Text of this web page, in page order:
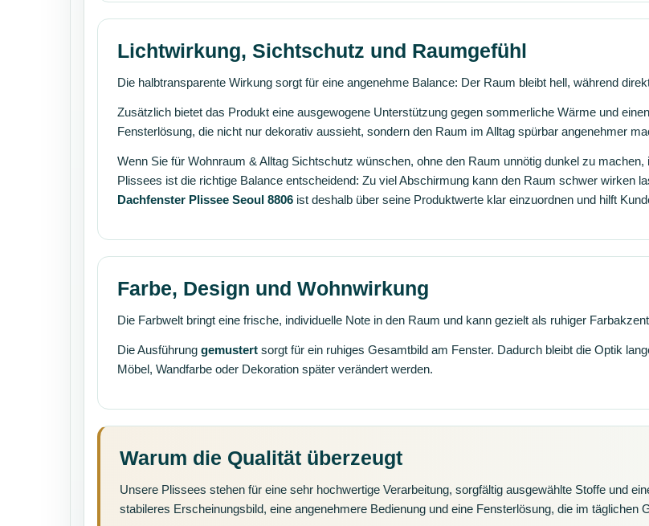
Lichtwirkung, Sichtschutz und Raumgefühl
Die halbtransparente Wirkung sorgt für eine angenehme Balance: Der Raum bleibt hell, während
Zusätzlich bietet das Produkt eine ausgewogene Unterstützung gegen sommerliche Wärme und
Fensterlösung, die nicht nur dekorativ aussieht, sondern den Raum im Alltag spürbar angenehmer
Wenn Sie für Wohnraum & Alltag Sichtschutz wünschen, ohne den Raum unnötig dunkel zu
Plissees ist die richtige Balance entscheidend: Zu viel Abschirmung kann den Raum schwer wirken
Dachfenster Plissee Seoul 8806 ist deshalb über seine Produktwerte klar einzuordnen und hilft
Farbe, Design und Wohnwirkung
Die Farbwelt bringt eine frische, individuelle Note in den Raum und kann gezielt als ruhiger
Die Ausführung gemustert sorgt für ein ruhiges Gesamtbild am Fenster. Dadurch bleibt die Optik
Möbel, Wandfarbe oder Dekoration später verändert werden.
Warum die Qualität überzeugt
Unsere Plissees stehen für eine sehr hochwertige Verarbeitung, sorgfältig ausgewählte Stoffe und
stabileres Erscheinungsbild, eine angenehmere Bedienung und eine Fensterlösung, die im täglichen